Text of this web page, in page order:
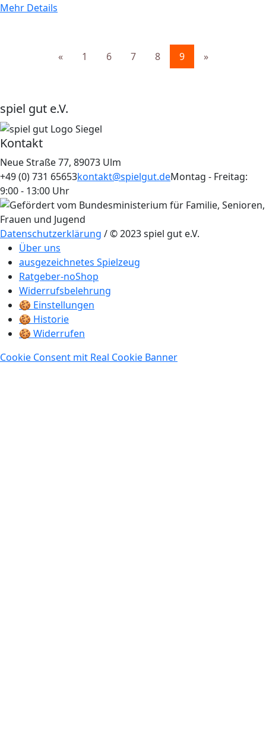
Mehr Details
« 1 6 7 8 9 »
spiel gut e.V.
Kontakt
Neue Straße 77, 89073 Ulm
+49 (0) 731 65653kontakt@spielgut.deMontag - Freitag:
9:00 - 13:00 Uhr
Datenschutzerklärung / © 2023 spiel gut e.V.
Über uns
ausgezeichnetes Spielzeug
Ratgeber-noShop
Widerrufsbelehrung
🍪 Einstellungen
🍪 Historie
🍪 Widerrufen
Cookie Consent mit Real Cookie Banner